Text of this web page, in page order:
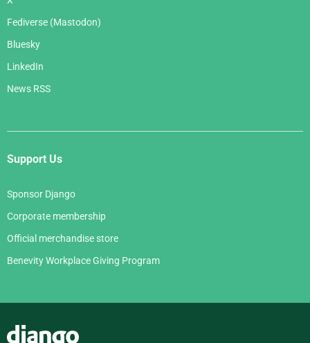
Fediverse (Mastodon)
Bluesky
LinkedIn
News RSS
Support Us
Sponsor Django
Corporate membership
Official merchandise store
Benevity Workplace Giving Program